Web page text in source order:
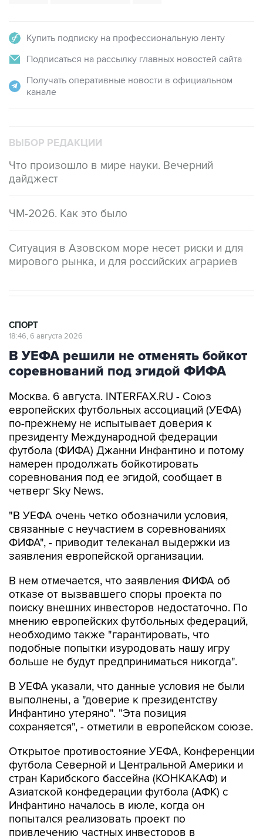
Купить подписку на профессиональную ленту
Подписаться на рассылку главных новостей сайта
Получать оперативные новости в официальном
канале
ВЫБОР РЕДАКЦИИ
Что произошло в мире науки. Вечерний
дайджест
ЧМ-2026. Как это было
Ситуация в Азовском море несет риски и для
мирового рынка, и для российских аграриев
СПОРТ
18:46, 6 августа 2026
В УЕФА решили не отменять бойкот
соревнований под эгидой ФИФА
Москва. 6 августа. INTERFAX.RU - Союз
европейских футбольных ассоциаций (УЕФА)
по-прежнему не испытывает доверия к
президенту Международной федерации
футбола (ФИФА) Джанни Инфантино и потому
намерен продолжать бойкотировать
соревнования под ее эгидой, сообщает в
четверг Sky News.
"В УЕФА очень четко обозначили условия,
связанные с неучастием в соревнованиях
ФИФА", - приводит телеканал выдержки из
заявления европейской организации.
В нем отмечается, что заявления ФИФА об
отказе от вызвавшего споры проекта по
поиску внешних инвесторов недостаточно. По
мнению европейских футбольных федераций,
необходимо также "гарантировать, что
подобные попытки изуродовать нашу игру
больше не будут предприниматься никогда".
В УЕФА указали, что данные условия не были
выполнены, а "доверие к президентству
Инфантино утеряно". "Эта позиция
сохраняется", - отметили в европейском союзе.
Открытое противостояние УЕФА, Конференции
футбола Северной и Центральной Америки и
стран Карибского бассейна (КОНКАКАФ) и
Азиатской конфедерации футбола (АФК) с
Инфантино началось в июле, когда он
попытался реализовать проект по
привлечению частных инвесторов в